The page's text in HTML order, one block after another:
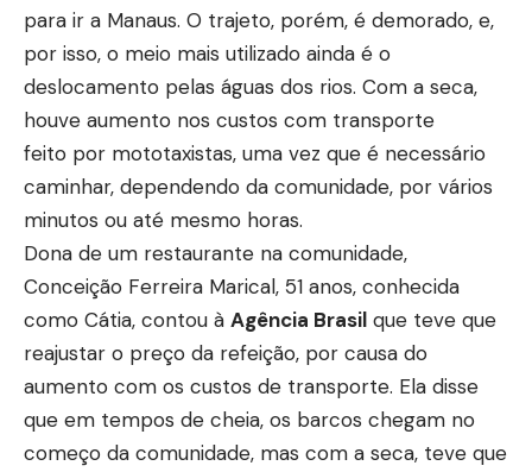
para ir a Manaus. O trajeto, porém, é demorado, e,
por isso, o meio mais utilizado ainda é o
deslocamento pelas águas dos rios. Com a seca,
houve aumento nos custos com transporte
feito por mototaxistas, uma vez que é necessário
caminhar, dependendo da comunidade, por vários
minutos ou até mesmo horas.
Dona de um restaurante na comunidade,
Conceição Ferreira Marical, 51 anos, conhecida
como Cátia, contou à Agência Brasil que teve que
reajustar o preço da refeição, por causa do
aumento com os custos de transporte. Ela disse
que em tempos de cheia, os barcos chegam no
começo da comunidade, mas com a seca, teve que